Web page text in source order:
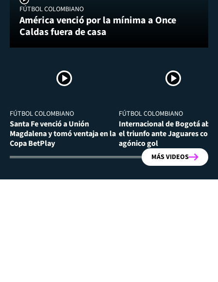
FÚTBOL COLOMBIANO
América venció por la mínima a Once
Caldas fuera de casa
FÚTBOL COLOMBIANO
Santa Fe venció a Unión
Magdalena y tomó ventaja en la
Copa BetPlay
FÚTBOL COLOMBIANO
Internacional de Bogotá
el triunfo ante Jaguares con
agónico gol
MÁS VIDEOS